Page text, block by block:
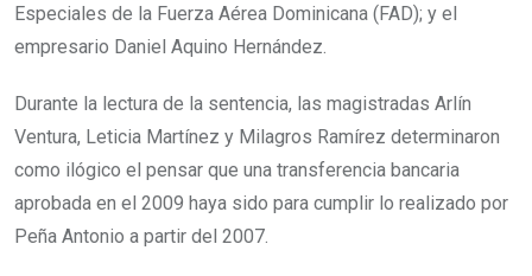
Especiales de la Fuerza Aérea Dominicana (FAD); y el
empresario Daniel Aquino Hernández.
Durante la lectura de la sentencia, las magistradas Arlín
Ventura, Leticia Martínez y Milagros Ramírez determinaron
como ilógico el pensar que una transferencia bancaria
aprobada en el 2009 haya sido para cumplir lo realizado por
Peña Antonio a partir del 2007.